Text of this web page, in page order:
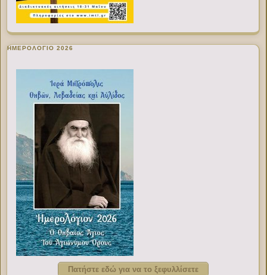
ΗΜΕΡΟΛΟΓΙΟ 2026
Πατήστε εδώ για να το ξεφυλλίσετε